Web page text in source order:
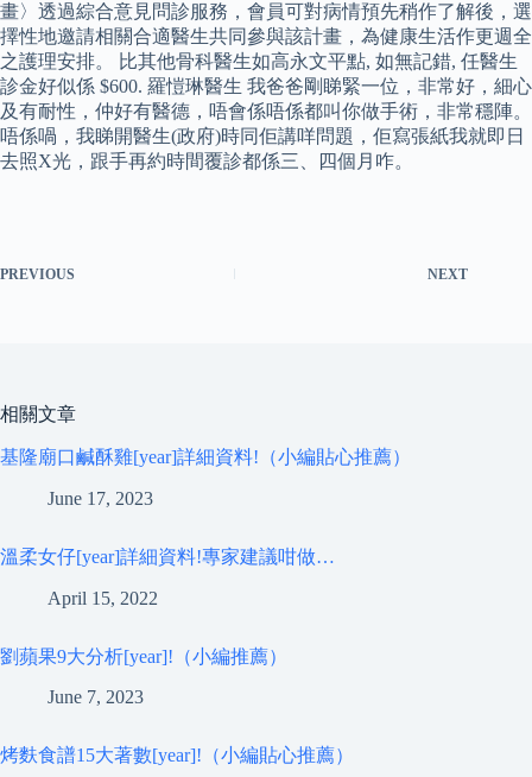
畫〉透過綜合意見問診服務，會員可對病情預先稍作了解後，選
擇性地邀請相關合適醫生共同參與該計畫，為健康生活作更週全
之護理安排。 比其他骨科醫生如高永文平點, 如無記錯, 任醫生
診金好似係 $600. 羅愷琳醫生 我爸爸剛睇緊一位，非常好，細心
及有耐性，仲好有醫德，唔會係唔係都叫你做手術，非常穩陣。
唔係喎，我睇開醫生(政府)時同佢講咩問題，佢寫張紙我就即日
去照X光，跟手再約時間覆診都係三、四個月咋。
PREVIOUS NEXT
相關文章
基隆廟口鹹酥雞[year]詳細資料!（小編貼心推薦）
June 17, 2023
溫柔女仔[year]詳細資料!專家建議咁做…
April 15, 2022
劉蘋果9大分析[year]!（小編推薦）
June 7, 2023
烤麩食譜15大著數[year]!（小編貼心推薦）